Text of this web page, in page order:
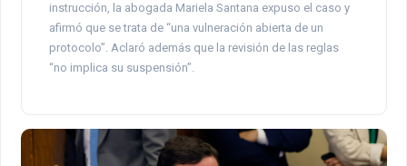
instrucción, la abogada Mariela Santana expuso el caso y
afirmó que se trata de “una vulneración abierta de un
protocolo”. Aclaró además que la revisión de las reglas
“no implica su suspensión”.